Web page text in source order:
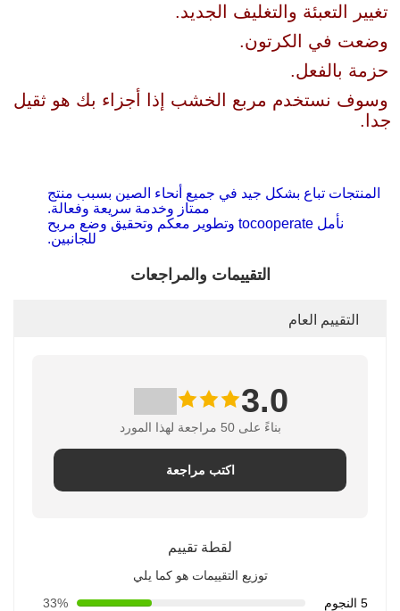
تغيير التعبئة والتغليف الجديد.
وضعت في الكرتون.
حزمة بالفعل.
وسوف نستخدم مربع الخشب إذا أجزاء بك هو ثقيل
جدا.
المنتجات تباع بشكل جيد في جميع أنحاء الصين بسبب منتج
ممتاز وخدمة سريعة وفعالة.
نأمل tocooperate وتطوير معكم وتحقيق وضع مربح
للجانبين.
التقييمات والمراجعات
التقييم العام
3.0
بناءً على 50 مراجعة لهذا المورد
اكتب مراجعة
لقطة تقييم
توزيع التقييمات هو كما يلي
5 النجوم
33%